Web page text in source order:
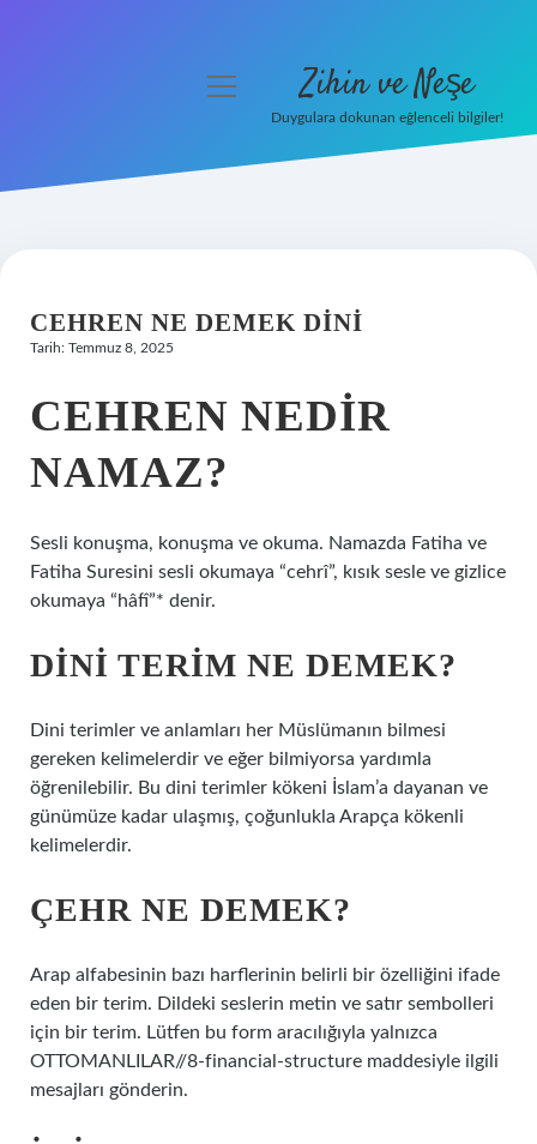
Hakkımızda
menüyü
Zihin ve Neşe
Duygulara dokunan eğlenceli bilgiler!
CEHREN NE DEMEK DINI
Tarih: Temmuz 8, 2025
CEHREN NEDIR
NAMAZ?
Sesli konuşma, konuşma ve okuma. Namazda Fatiha ve
Fatiha Suresini sesli okumaya “cehrî”, kısık sesle ve gizlice
okumaya “hâfî”* denir.
DINI TERIM NE DEMEK?
Dini terimler ve anlamları her Müslümanın bilmesi
gereken kelimelerdir ve eğer bilmiyorsa yardımla
öğrenilebilir. Bu dini terimler kökeni İslam’a dayanan ve
günümüze kadar ulaşmış, çoğunlukla Arapça kökenli
kelimelerdir.
ÇEHR NE DEMEK?
Arap alfabesinin bazı harflerinin belirli bir özelliğini ifade
eden bir terim. Dildeki seslerin metin ve satır sembolleri
için bir terim. Lütfen bu form aracılığıyla yalnızca
OTTOMANLILAR//8-financial-structure maddesiyle ilgili
mesajları gönderin.